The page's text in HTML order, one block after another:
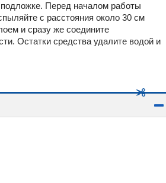
Перед началом работы
с расстояния около 30 см
и сразу же соедините
Остатки средства удалите водой и